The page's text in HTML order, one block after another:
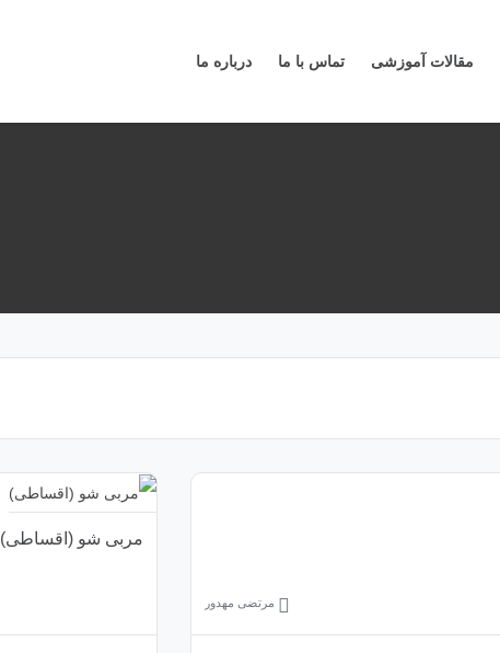
مقالات آموزشی تماس با ما درباره ما
مرتضی مهدور
مربی شو (اقساطی)